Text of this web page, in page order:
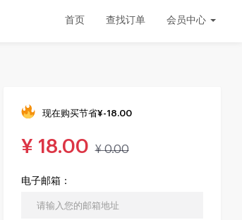
首页 查找订单 会员中心
现在购买节省¥-18.00
¥ 18.00 ¥0.00
电子邮箱：